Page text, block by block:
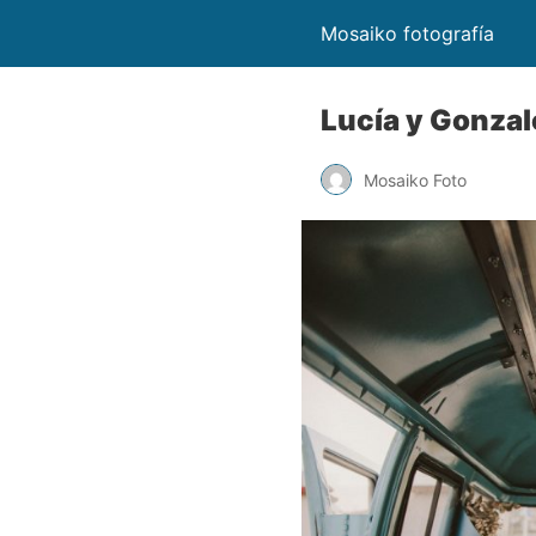
Mosaiko fotografía
Lucía y
Mosaiko Foto